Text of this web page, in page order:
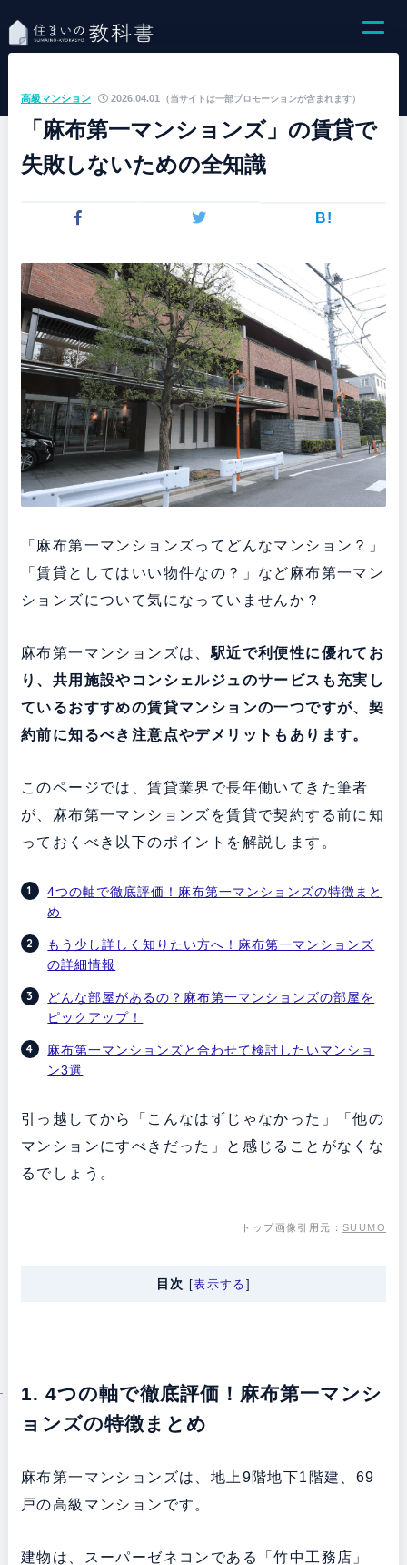
（当サイトは一部プロモーションが含まれます）
高級マンション 2026.04.01
「麻布第一マンションズ」の賃貸で
失敗しないための全知識
B!
「麻布第一マンションズってどんなマンション？」
「賃貸としてはいい物件なの？」など麻布第一マン
ションズについて気になっていませんか？
麻布第一マンションズは、駅近で利便性に優れてお
り、共用施設やコンシェルジュのサービスも充実し
ているおすすめの賃貸マンションの一つですが、契
約前に知るべき注意点やデメリットもあります。
このページでは、賃貸業界で長年働いてきた筆者
が、麻布第一マンションズを賃貸で契約する前に知
っておくべき以下のポイントを解説します。
4つの軸で徹底評価！麻布第一マンションズの特徴まと
め
もう少し詳しく知りたい方へ！麻布第一マンションズ
の詳細情報
どんな部屋があるの？麻布第一マンションズの部屋を
ピックアップ！
麻布第一マンションズと合わせて検討したいマンショ
ン3選
引っ越してから「こんなはずじゃなかった」「他の
マンションにすべきだった」と感じることがなくな
るでしょう。
トップ画像引用元：SUUMO
目次 [表示する ]
1. 4つの軸で徹底評価！麻布第一マンシ
ョンズの特徴まとめ
麻布第一マンションズは、地上9階地下1階建、69
戸の高級マンションです。
建物は、スーパーゼネコンである「竹中工務店」